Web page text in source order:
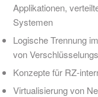
Applikationen,
Systemen
Logische Trennung
von
Konzepte für RZ-
Virtualisierung von